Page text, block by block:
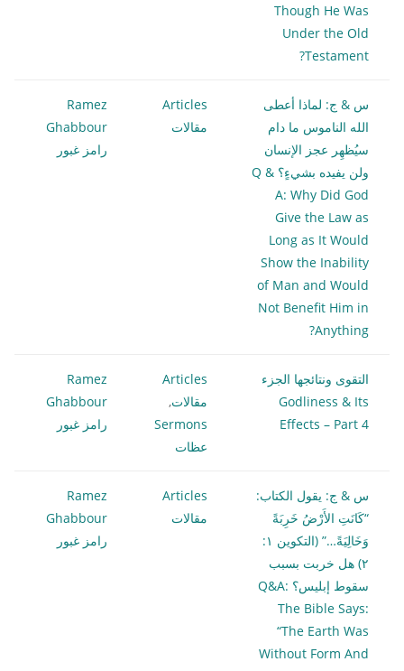
Though He Was
Under the Old
Testament?
س & ج: لماذا أعطى
الله الناموس ما دام
سيُظهِر عجز الإنسان
ولن يفيده بشيءٍ؟ Q &
A: Why Did God
Give the Law as
Long as It Would
Show the Inability
of Man and Would
Not Benefit Him in
Anything?
Articles
مقالات
Ramez
Ghabbour
رامز غبور
التقوى ونتائجها الجزء
Godliness & Its
Effects – Part 4
Articles
مقالات,
Sermons
عظات
Ramez
Ghabbour
رامز غبور
س & ج: يقول الكتاب:
“كَانَتِ الأَرْضُ خَرِبَةً
وَخَالِيَةً…” (التكوين ١:
٢) هل خربت بسبب
سقوط إبليس؟ Q&A:
The Bible Says:
“The Earth Was
Without Form And
Articles
مقالات
Ramez
Ghabbour
رامز غبور